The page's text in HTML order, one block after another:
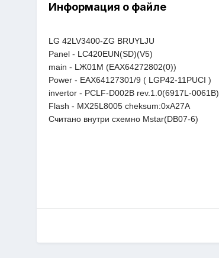
Информация о файле
LG 42LV3400-ZG BRUYLJU
Panel - LC420EUN(SD)(V5)
main - LЖ01M (EAX64272802(0))
Power - EAX64127301/9 ( LGP42-11PUCI )
invertor - PCLF-D002B rev.1.0(6917L-0061B)
Flash - MX25L8005 cheksum:0xA27A
Считано внутри схемно Mstar(DB07-6)